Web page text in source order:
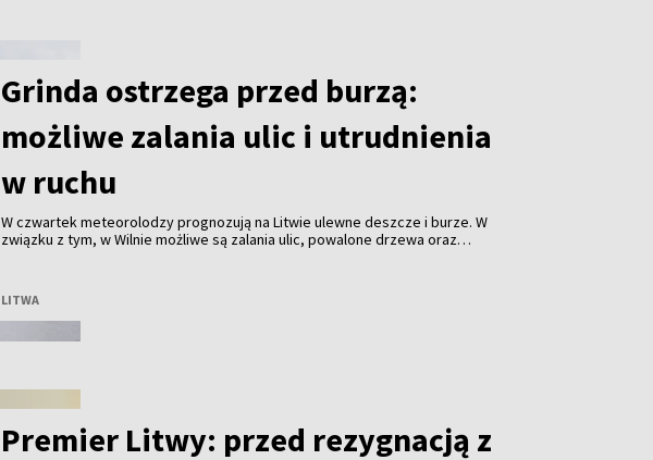
Grinda ostrzega przed burzą:
możliwe zalania ulic i utrudnienia
w ruchu
W czwartek meteorolodzy prognozują na Litwie ulewne deszcze i burze. W
związku z tym, w Wilnie możliwe są zalania ulic, powalone drzewa oraz
LITWA
Premier Litwy: przed rezygnacją z